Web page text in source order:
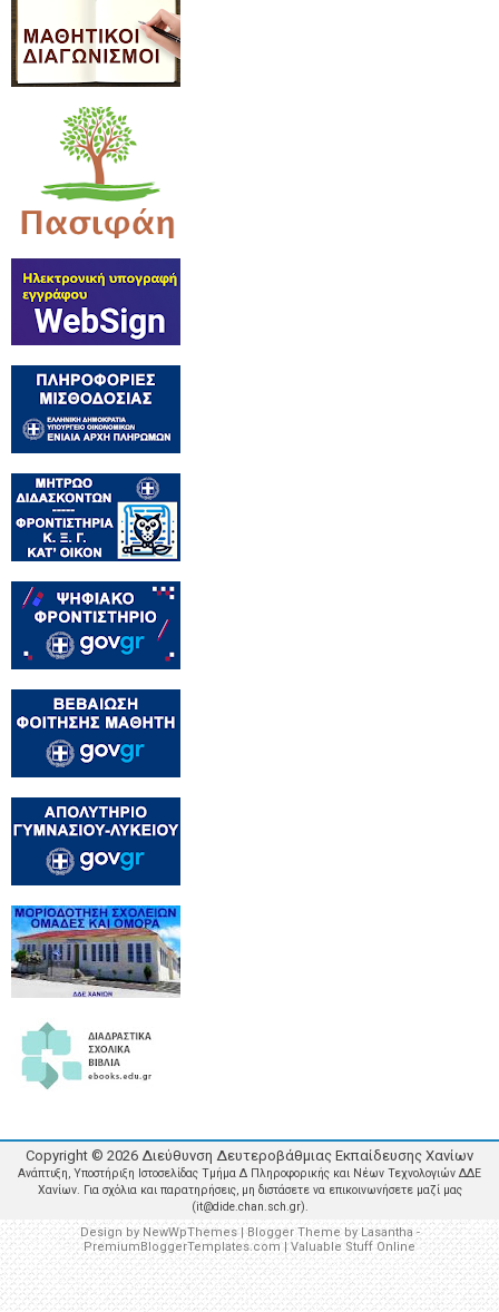
Copyright © 2026 Διεύθυνση Δευτεροβάθμιας Εκπαίδευσης Χανίων
Ανάπτυξη, Υποστήριξη Ιστοσελίδας Τμήμα Δ Πληροφορικής και Νέων Τεχνολογιών ΔΔΕ
Χανίων. Για σχόλια και παρατηρήσεις, μη διστάσετε να επικοινωνήσετε μαζί μας
(it@dide.chan.sch.gr).
Design by NewWpThemes| Blogger Theme by Lasantha -
PremiumBloggerTemplates.com|Valuable Stuff Online